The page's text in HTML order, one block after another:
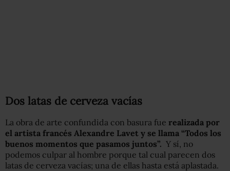
Dos latas de cerveza vacías
La obra de arte confundida con basura fue realizada por
el artista francés Alexandre Lavet y se llama “Todos los
buenos momentos que pasamos juntos”. Y sí, no
podemos culpar al hombre porque tal cual parecen dos
latas de cerveza vacías; una de ellas hasta está aplastada.